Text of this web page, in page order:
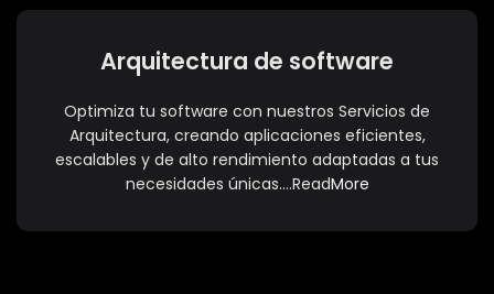
Arquitectura de software
Optimiza tu software con nuestros Servicios de
Arquitectura, creando aplicaciones eficientes,
escalables y de alto rendimiento adaptadas a tus
necesidades únicas….ReadMore